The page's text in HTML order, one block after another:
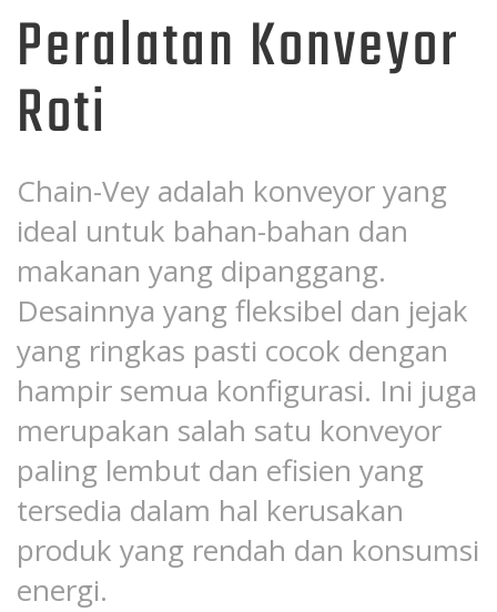
Peralatan Konveyor
Roti
Chain-Vey adalah konveyor yang
ideal untuk bahan-bahan dan
makanan yang dipanggang.
Desainnya yang fleksibel dan jejak
yang ringkas pasti cocok dengan
hampir semua konfigurasi. Ini juga
merupakan salah satu konveyor
paling lembut dan efisien yang
tersedia dalam hal kerusakan
produk yang rendah dan konsumsi
energi.